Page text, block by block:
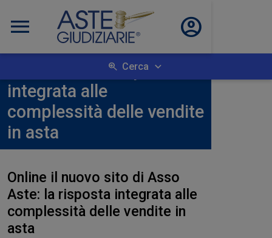
Cerca
Online il nuovo sito di Asso Aste: la risposta integrata alle complessità delle vendite in asta
Online il nuovo sito di
Asso Aste: la risposta
integrata alle
complessità delle vendite
in asta
Online il nuovo sito di Asso
Aste: la risposta integrata alle
complessità delle vendite in
asta